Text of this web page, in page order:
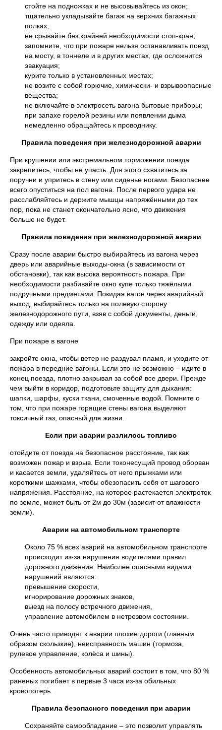
стойте на подножках и не высовывайтесь из окон;
тщательно укладывайте багаж на верхних багажных
полках;
не срывайте без крайней необходимости стоп-кран;
запомните, что при пожаре нельзя останавливать поезд
на мосту, в тоннеле и в других местах, где осложнится
эвакуация;
курите только в установленных местах;
не возите с собой горючие, химически- и взрывоопасные
вещества;
не включайте в электросеть вагона бытовые приборы;
при запахе горелой резины или появлении дыма
немедленно обращайтесь к проводнику.
Правила поведения при железнодорожной аварии
При крушении или экстремальном торможении поезда
закрепитесь, чтобы не упасть. Для этого схватитесь за
поручни и упритесь в стену или сиденье ногами. Безопаснее
всего опуститься на пол вагона. После первого удара не
расслабляйтесь и держите мышцы напряжёнными до тех
пор, пока не станет окончательно ясно, что движения
больше не будет.
Правила поведения при железнодорожной аварии
Сразу после аварии быстро выбирайтесь из вагона через
дверь или аварийные выходы-окна (в зависимости от
обстановки), так как высока вероятность пожара. При
необходимости разбивайте окно купе только тяжёлыми
подручными предметами. Покидая вагон через аварийный
выход, выбирайтесь только на полевую сторону
железнодорожного пути, взяв с собой документы, деньги,
одежду или одеяла.
При пожаре в вагоне
закройте окна, чтобы ветер не раздувал пламя, и уходите от
пожара в передние вагоны. Если это не возможно – идите в
конец поезда, плотно закрывая за собой все двери. Прежде
чем выйти в коридор, подготовьте защиту для дыхания:
шапки, шарфы, куски ткани, смоченные водой. Помните о
том, что при пожаре горящие стены вагона выделяют
токсичный газ, опасный для жизни.
Если при аварии разлилось топливо
отойдите от поезда на безопасное расстояние, так как
возможен пожар и взрыв. Если токонесущий провод оборван
и касается земли, удаляйтесь от него прыжками или
короткими шажками, чтобы обезопасить себя от шагового
напряжения. Расстояние, на которое растекается электроток
по земле, может быть от 2м до 30м (зависит от влажности
земли).
Аварии на автомобильном транспорте
Около 75 % всех аварий на автомобильном транспорте
происходит из-за нарушения водителями правил
дорожного движения. Наиболее опасными видами
нарушений являются:
превышение скорости,
игнорирование дорожных знаков,
выезд на полосу встречного движения,
управление автомобилем в нетрезвом состоянии.
Очень часто приводят к аварии плохие дороги (главным
образом скользкие), неисправность машин (тормоза,
рулевое управление, колёса и шины).
Особенность автомобильных аварий состоит в том, что 80 %
раненых погибает в первые 3 часа из-за обильных
кровопотерь.
Правила безопасного поведения при аварии
Сохраняйте самообладание – это позволит управлять